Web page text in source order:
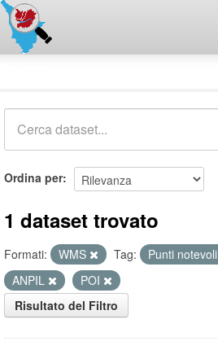
Ordina per
1 dataset trovato
Formati: WMS Tag: Punti notevoli
ANPIL
POI
Risultato del Filtro